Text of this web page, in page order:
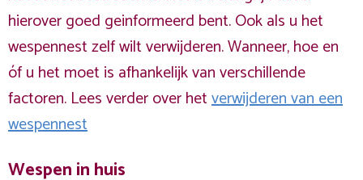
hierover goed geinformeerd bent. Ook als u het
wespennest zelf wilt verwijderen. Wanneer, hoe en
óf u het moet is afhankelijk van verschillende
factoren. Lees verder over hetverwijderen van een
wespennest
Wespen in huis